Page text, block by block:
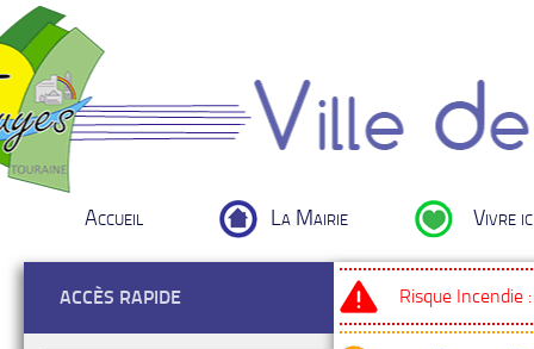
Accueil La Mairie Vivre
Risque Incendie
ACCÈS RAPIDE